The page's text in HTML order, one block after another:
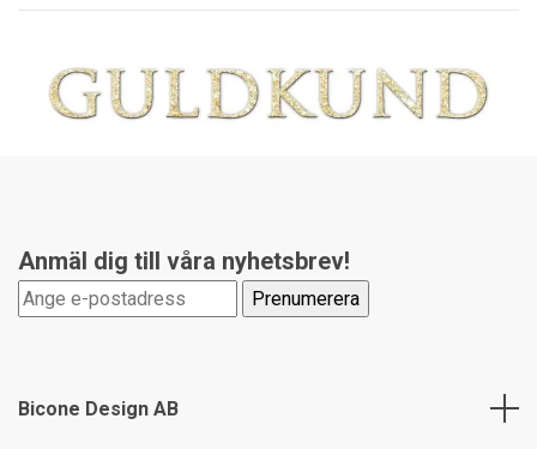
Anmäl dig till våra nyhetsbrev!
Bicone Design AB